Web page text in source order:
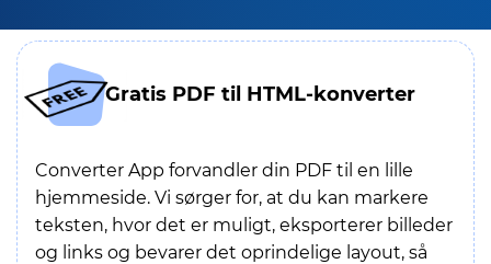
Gratis PDF til HTML-konverter
Converter App forvandler din PDF til en lille
hjemmeside. Vi sørger for, at du kan markere
teksten, hvor det er muligt, eksporterer billeder
og links og bevarer det oprindelige layout, så